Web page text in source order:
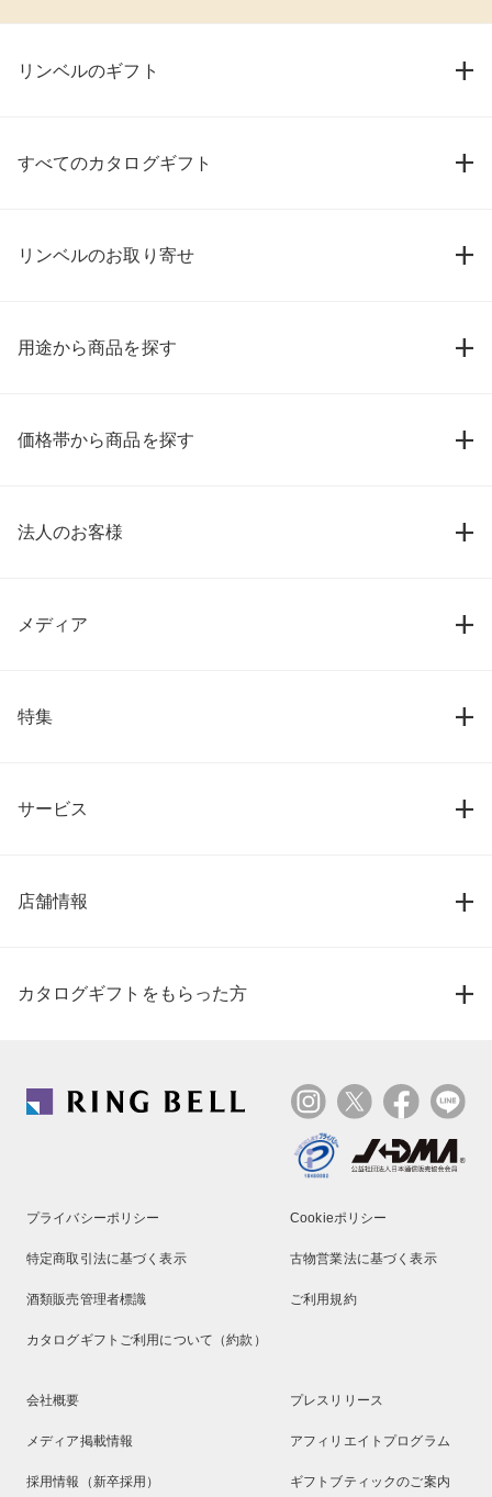
リンベルのギフト
すべてのカタログギフト
リンベルのお取り寄せ
用途から商品を探す
価格帯から商品を探す
法人のお客様
メディア
特集
サービス
店舗情報
カタログギフトをもらった方
プライバシーポリシー Cookieポリシー
特定商取引法に基づく表示 古物営業法に基づく表示
酒類販売管理者標識 ご利用規約
カタログギフトご利用について（約款）
会社概要 プレスリリース
メディア掲載情報 アフィリエイトプログラム
採用情報（新卒採用） ギフトブティックのご案内